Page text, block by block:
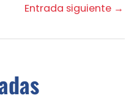
Entrada siguiente →